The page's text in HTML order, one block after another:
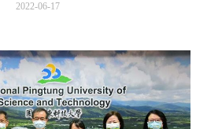
2022-06-17